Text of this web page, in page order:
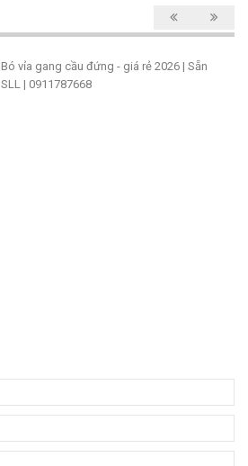
Bó vỉa gang cầu đứng - giá rẻ 2026 | Sẵn
SLL | 0911787668